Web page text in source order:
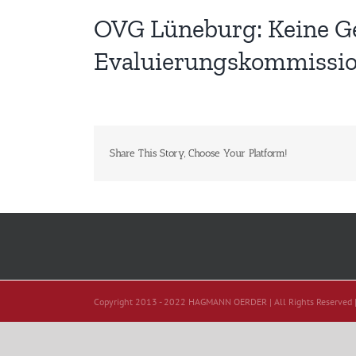
OVG Lüneburg: Keine
Share This Story, Choose Your Platform!
Copyright 2013 - 2022 HAGMANN OERDER | All Rights Reserved |